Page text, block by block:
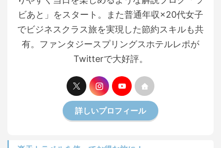
ビあと」をスタート。また普通年収×20代女子
でビジネスクラス旅を実現した節約スキルも共
有。ファンタジースプリングスホテルレポが
Twitterで大好評。
詳しいプロフィール